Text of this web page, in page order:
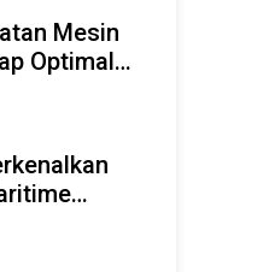
2026
Mesin
Optimal
AI dan